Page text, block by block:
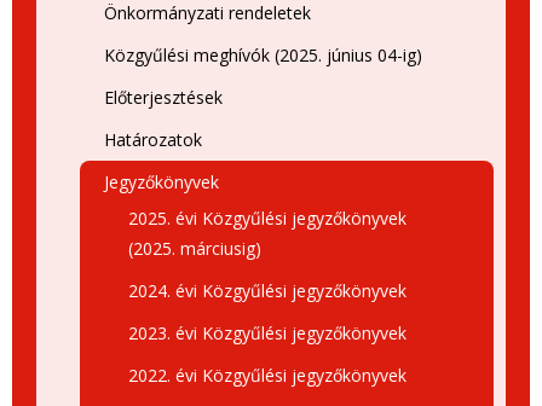
Önkormányzati rendeletek
Közgyűlési meghívók (2025. június 04-ig)
Előterjesztések
Határozatok
Jegyzőkönyvek
2025. évi Közgyűlési jegyzőkönyvek
(2025. márciusig)
2024. évi Közgyűlési jegyzőkönyvek
2023. évi Közgyűlési jegyzőkönyvek
2022. évi Közgyűlési jegyzőkönyvek